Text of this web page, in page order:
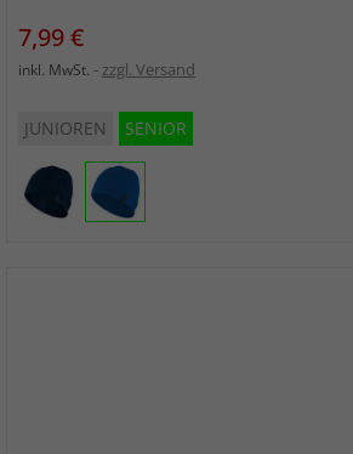
Preis
7,99 €
inkl. MwSt. zzgl. Versand
JUNIOREN SENIOR